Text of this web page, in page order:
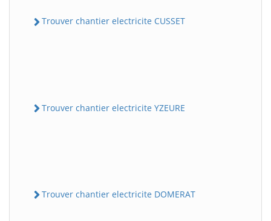
Trouver chantier electricite CUSSET
Trouver chantier electricite YZEURE
Trouver chantier electricite DOMERAT